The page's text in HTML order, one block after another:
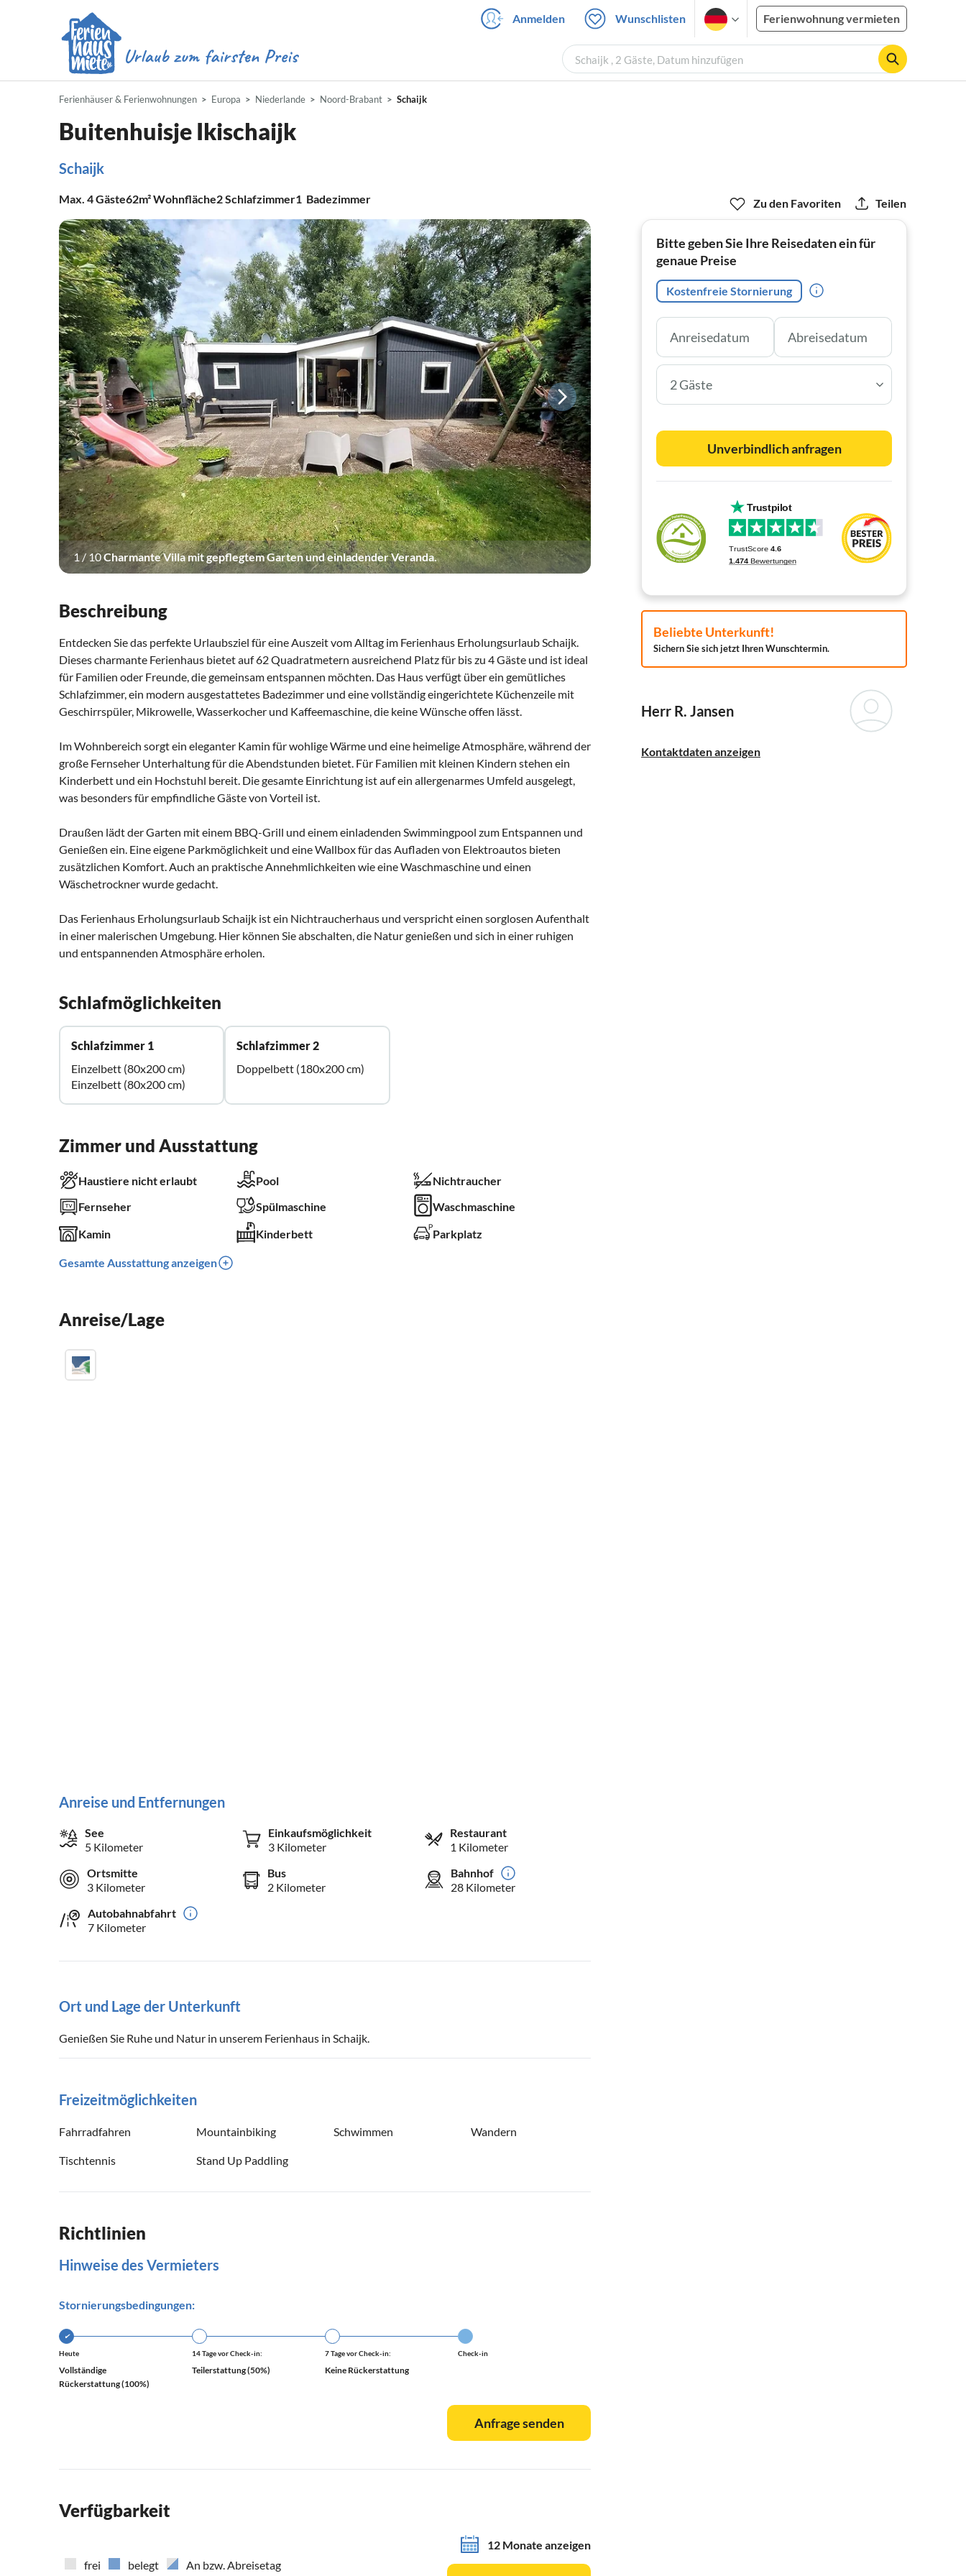
Anmelden Wunschlisten Ferienwohnung vermieten
Schaijk , 2 Gäste, Datum hinzufügen
Ferienhäuser & Ferienwohnungen Europa Niederlande Noord-Brabant Schaijk
Buitenhuisje Ikischaijk
Schaijk
Max. 4Gäste62m²Wohnfläche2Schlafzimmer1 Badezimmer
1/ 10Charmante Villa mit gepflegtem Garten und einladender Veranda.
Beschreibung
Entdecken Sie das perfekte Urlaubsziel für eine Auszeit vom Alltag im Ferienhaus Erholungsurlaub Schaijk.
Dieses charmante Ferienhaus bietet auf 62 Quadratmetern ausreichend Platz für bis zu 4 Gäste und ist ideal
für Familien oder Freunde, die gemeinsam entspannen möchten. Das Haus verfügt über ein gemütliches
Schlafzimmer, ein modern ausgestattetes Badezimmer und eine vollständig eingerichtete Küchenzeile mit
Geschirrspüler, Mikrowelle, Wasserkocher und Kaffeemaschine, die keine Wünsche offen lässt.
Im Wohnbereich sorgt ein eleganter Kamin für wohlige Wärme und eine heimelige Atmosphäre, während der
große Fernseher Unterhaltung für die Abendstunden bietet. Für Familien mit kleinen Kindern stehen ein
Kinderbett und ein Hochstuhl bereit. Die gesamte Einrichtung ist auf ein allergenarmes Umfeld ausgelegt,
was besonders für empfindliche Gäste von Vorteil ist.
Draußen lädt der Garten mit einem BBQ-Grill und einem einladenden Swimmingpool zum Entspannen und
Genießen ein. Eine eigene Parkmöglichkeit und eine Wallbox für das Aufladen von Elektroautos bieten
zusätzlichen Komfort. Auch an praktische Annehmlichkeiten wie eine Waschmaschine und einen
Wäschetrockner wurde gedacht.
Das Ferienhaus Erholungsurlaub Schaijk ist ein Nichtraucherhaus und verspricht einen sorglosen Aufenthalt
in einer malerischen Umgebung. Hier können Sie abschalten, die Natur genießen und sich in einer ruhigen
und entspannenden Atmosphäre erholen.
Schlafmöglichkeiten
Schlafzimmer 1
Einzelbett (80x200 cm)
Einzelbett (80x200 cm)
Schlafzimmer 2
Doppelbett (180x200 cm)
Zimmer und Ausstattung
Haustiere nicht erlaubt Pool
Nichtraucher
Fernseher
Spülmaschine
Waschmaschine
Kamin
Kinderbett Parkplatz
Gesamte Ausstattung anzeigen
Anreise/Lage
Anreise und Entfernungen
See
5 Kilometer
Einkaufsmöglichkeit
3 Kilometer
Restaurant
1 Kilometer
Ortsmitte
3 Kilometer
Bus
2 Kilometer
Bahnhof
28 Kilometer
Autobahnabfahrt
7 Kilometer
Ort und Lage der Unterkunft
Genießen Sie Ruhe und Natur in unserem Ferienhaus in Schaijk.
Freizeitmöglichkeiten
Fahrradfahren Mountainbiking Schwimmen Wandern
Tischtennis Stand Up Paddling
Richtlinien
Hinweise des Vermieters
Stornierungsbedingungen:
✔
Heute
Vollständige
Rückerstattung (100%)
14 Tage vor Check-in:
Teilerstattung (50%)
7 Tage vor Check-in:
Keine Rückerstattung
Check-in
Anfrage senden
Verfügbarkeit
12 Monate anzeigen
frei
belegt An bzw. Abreisetag
Zu den Favoriten Teilen
Bitte geben Sie Ihre Reisedaten ein für
genaue Preise
Kostenfreie Stornierung
2 Gäste
Unverbindlich anfragen
Beliebte Unterkunft!
Sichern Sie sich jetzt Ihren Wunschtermin.
Herr R. Jansen
Kontaktdaten anzeigen